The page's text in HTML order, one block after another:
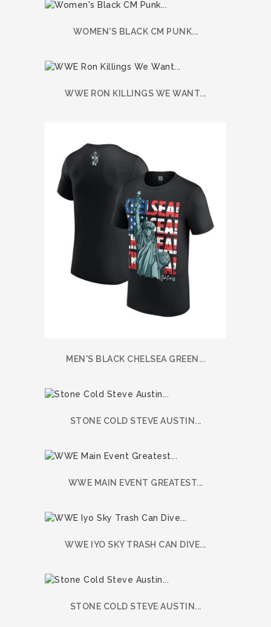
WOMEN'S BLACK CM PUNK...
WWE RON KILLINGS WE WANT...
MEN'S BLACK CHELSEA GREEN...
STONE COLD STEVE AUSTIN...
WWE MAIN EVENT GREATEST...
WWE IYO SKY TRASH CAN DIVE...
STONE COLD STEVE AUSTIN...